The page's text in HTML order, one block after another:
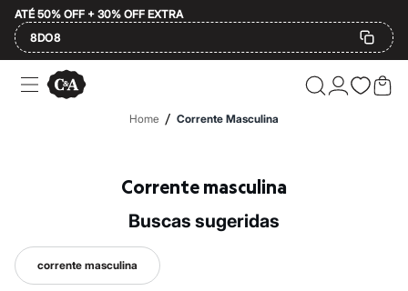
ATÉ 50% OFF + 30% OFF EXTRA
8DO8
Ofertas
Compre por Departamento
2 calçados por R$189
2 peças por R$199
3 lingeries por R$99
3 itens de beleza por R$129
Até 20% off
Até 40% off
Home / Corrente Masculina
Corrente masculina
buscas sugeridas
corrente masculina